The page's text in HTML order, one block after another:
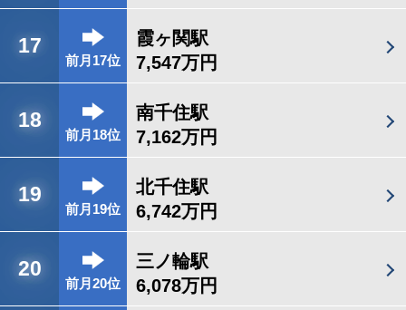
17
前月17位
霞ヶ関駅
7,547万円
18
前月18位
南千住駅
7,162万円
19
前月19位
北千住駅
6,742万円
20
前月20位
三ノ輪駅
6,078万円